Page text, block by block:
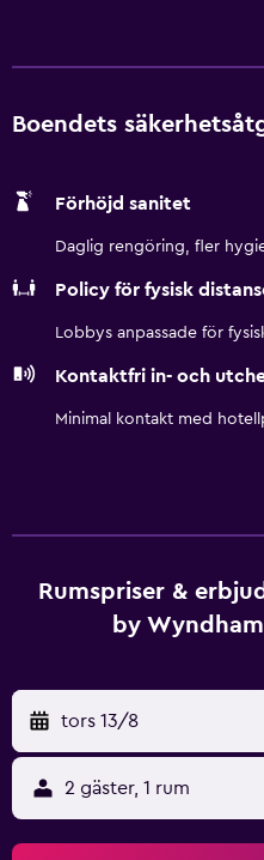
egyptiska bomullslakan,
mikrovågsugn och kaffe-
gratis wi-fi. Boendet
och mörkläggningsgardiner.
Boendets
Förhöjd sanitet
Daglig rengöring, fler
Policy för fysisk
Lobbys anpassade för
Kontaktfri in- och
Minimal kontakt med
Rumspriser &
by
tors 13/8
2 gäster, 1 rum